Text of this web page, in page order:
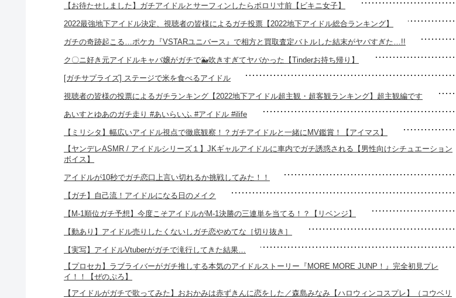
【お待たせしました】ガチアイドルとサーフィンしたらポロリ寸前【ビキニ女子】
2022最強地下アイドル決定、視聴者の皆様によるガチ投票【2022地下アイドル総合ランキング】
ガチの奇跡起こる…ポケカ『VSTARユニバース』で相方と買取査定バトルした結末がヤバすぎた…!!
ク〇ニ好き元アイドルキャバ嬢がガチで🐳吹きすぎてヤバかった【Tinderお持ち帰り】
[ガチサプライズ] ステージで米を食べるアイドル
視聴者の皆様の投票によるガチランキング【2022地下アイドル超主観・超客観ランキング】超主観編です
あいすとゆあのガチ走り #あいらいふ #アイドル #ilife
【ミリシタ】幅広いアイドル視点で徹底観察！？ガチアイドルと一緒にMV鑑賞！【アイマス】
【ヤンデレASMR / アイドルシリーズ１】JKギャルアイドルに車内でガチ誘惑される【男性向けシチュエーション
ボイス】
アイドルが10秒でガチ恋口上言い切れるか挑戦してみた！！
【ガチ】自己流！アイドルになる日のメイク
【M-1順位ガチ予想】今度こそアイドルがM-1決勝の三連単を当てる！？【リベンジ】
【動あり】アイドル売りしたくないしガチ恋やめてな［切り抜き］
【実写】アイドルVtuberがガチで滝行してきた結果…
【プロセカ】ラブライバーがガチ推しする本気のアイドルストーリー『MORE MORE JUNP！』完全初見プレ
イ！！【ぜのぷろ】
【アイドルがガチで歌ってみた】おおかみは赤ずきんに恋をした／森島みなみ【ハロウィンコスプレ】（コウベリ